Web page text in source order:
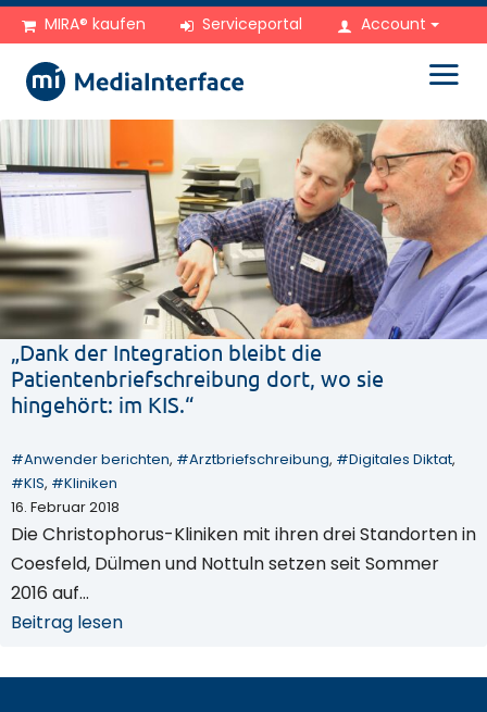
Zum
Inhalt
springen
zum Hauptinhalt springen
MIRA® kaufen Serviceportal Account
„Dank der Integration bleibt die
Patientenbriefschreibung dort, wo sie
hingehört: im KIS.“
Anwender berichten, Arztbriefschreibung, Digitales Diktat
KIS,
Kliniken
16. Februar 2018
Die Christophorus-Kliniken mit ihren drei Standorten in
Coesfeld, Dülmen und Nottuln setzen seit Sommer
2016 auf…
Beitrag lesen:
der